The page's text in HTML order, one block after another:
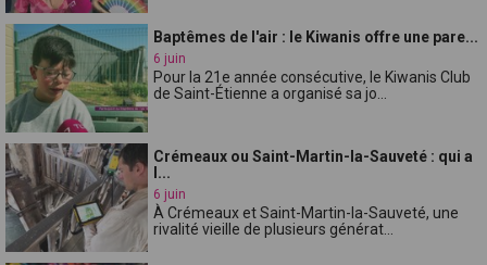
Baptêmes de l'air : le Kiwanis offre une pare...
6 juin
Pour la 21e année consécutive, le Kiwanis Club
de Saint-Étienne a organisé sa jo...
Crémeaux ou Saint-Martin-la-Sauveté : qui a
l...
6 juin
À Crémeaux et Saint-Martin-la-Sauveté, une
rivalité vieille de plusieurs générat...